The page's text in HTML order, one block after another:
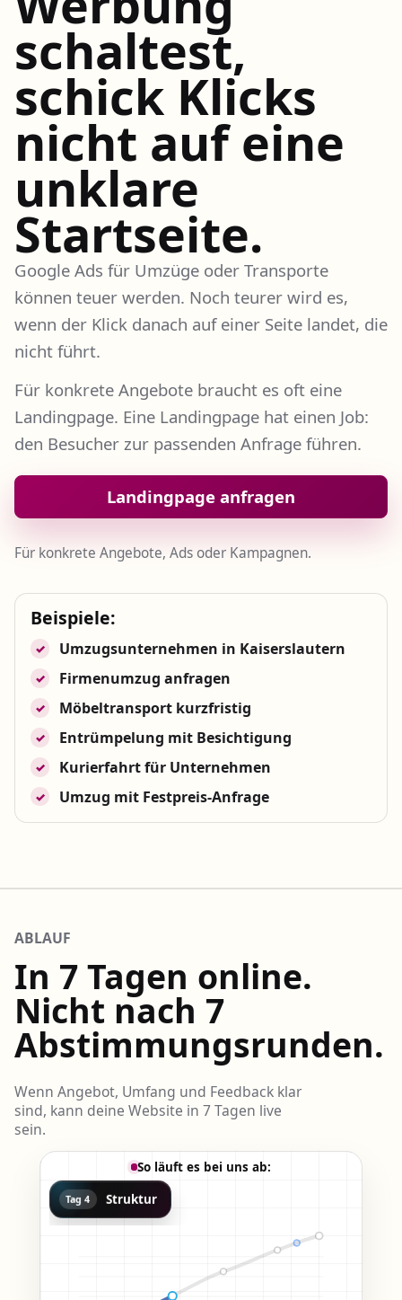
schaltest,
schick Klicks
nicht auf eine
unklare
Startseite.
Google Ads für Umzüge oder Transporte
können teuer werden. Noch teurer wird es,
wenn der Klick danach auf einer Seite landet, die
nicht führt.
Für konkrete Angebote braucht es oft eine
Landingpage. Eine Landingpage hat einen Job:
den Besucher zur passenden Anfrage führen.
Landingpage anfragen
Für konkrete Angebote, Ads oder Kampagnen.
Beispiele:
✓ Umzugsunternehmen in Kaiserslautern
✓ Firmenumzug anfragen
✓ Möbeltransport kurzfristig
✓ Entrümpelung mit Besichtigung
✓ Kurierfahrt für Unternehmen
✓ Umzug mit Festpreis-Anfrage
ABLAUF
In 7 Tagen online.
Nicht nach 7
Abstimmungsrunden.
Wenn Angebot, Umfang und Feedback klar
sind, kann deine Website in 7 Tagen live
sein.
So läuft es bei uns ab:
Tag 4 Struktur